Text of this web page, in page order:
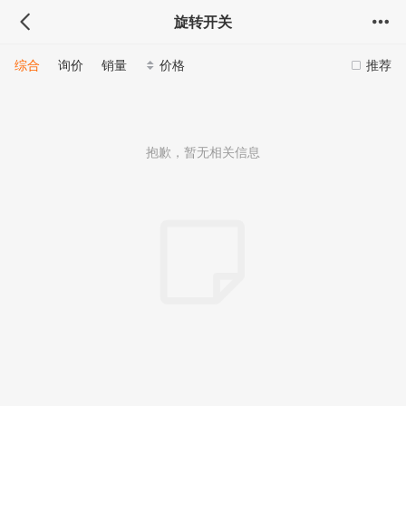
旋转开关
推荐
综合 询价 销量 价格
抱歉，暂无相关信息